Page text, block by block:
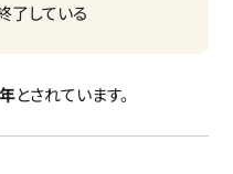
了している
とされています。